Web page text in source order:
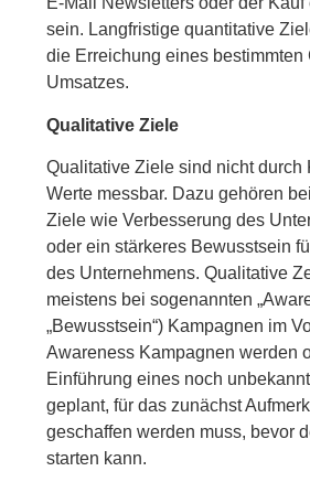
sein. Langfristige quantitative
die Erreichung eines bestimmten
Umsatzes.
Qualitative Ziele
Qualitative Ziele sind nicht durch
Werte messbar. Dazu gehören
Ziele wie Verbesserung des
oder ein stärkeres Bewusstsein
des Unternehmens. Qualitative
meistens bei sogenannten
„Bewusstsein“) Kampagnen im
Awareness Kampagnen werden
Einführung eines noch
geplant, für das zunächst
geschaffen werden muss, bevor
starten kann.